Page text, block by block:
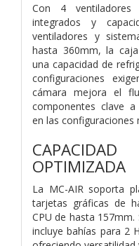
Con 4 ventiladores
integrados y
ventiladores y
hasta 360mm, la
una capacidad de
configuraciones
cámara mejora el
componentes clave
en las configuraciones
OPTIMIZADA
La MC-AIR soporta
tarjetas gráficas de
CPU de hasta
incluye bahías para 2